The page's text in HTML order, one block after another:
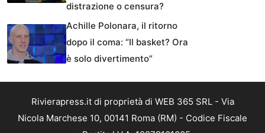
distrazione o censura?
Achille Polonara, il ritorno
dopo il coma: “Il basket? Ora
è solo divertimento”
Rivierapress.it di proprietà di WEB 365 SRL - Via
Nicola Marchese 10, 00141 Roma (RM) - Codice Fiscale